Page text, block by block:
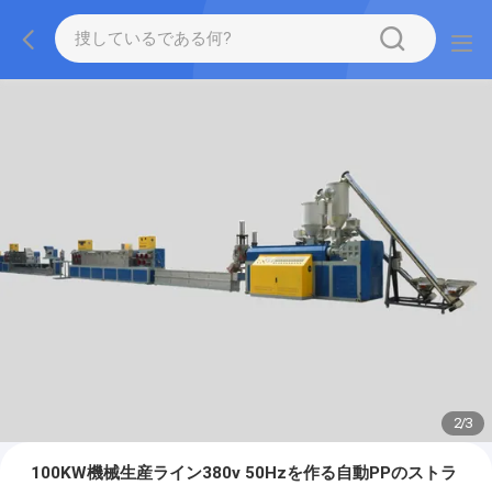
2/3
100KW機械生産ライン380v 50Hzを作る自動PPのストラ